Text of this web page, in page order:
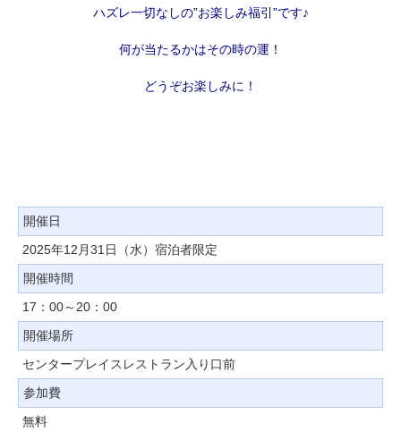
ハズレ一切なしの”お楽しみ福引”です♪
何が当たるかはその時の運！
どうぞお楽しみに！
開催日
2025年12月31日（水） 宿泊者限定
開催時間
17：00～20：00
開催場所
センタープレイスレストラン入り口前
参加費
無料